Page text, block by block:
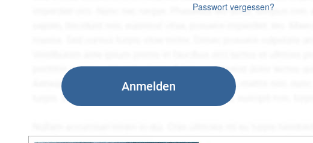
Passwort vergessen?